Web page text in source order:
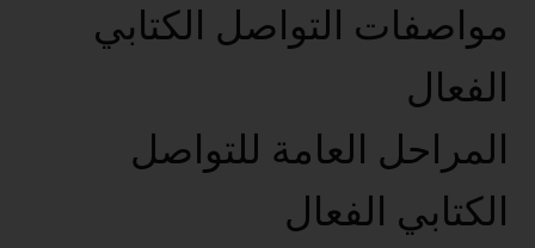
مواصفات التواصل الكتابي
الفعال
المراحل العامة للتواصل
الكتابي الفعال